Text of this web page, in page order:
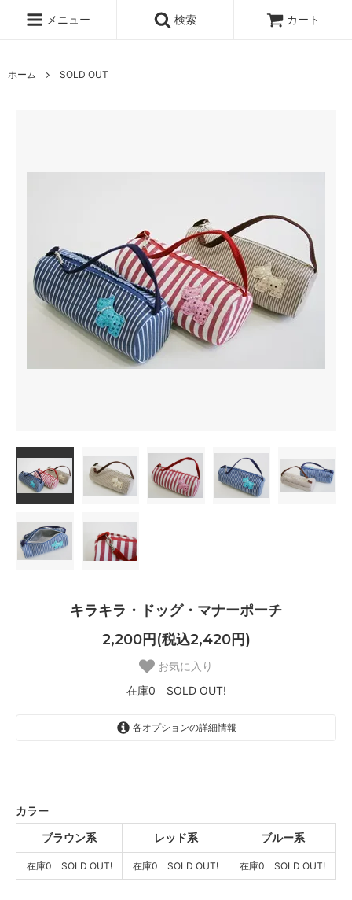
メニュー 検索 カート
ホーム SOLD OUT
キラキラ・ドッグ・マナーポーチ
2,200円(税込2,420円)
お気に入り
在庫0 SOLD OUT!
各オプションの詳細情報
在庫0 SOLD OUT!
SOLD OUT
在庫0 SOLD OUT!
カラー
ブラウン系
レッド系 ブルー系
在庫0 SOLD OUT! 在庫0 SOLD OUT! 在庫0 SOLD OUT!